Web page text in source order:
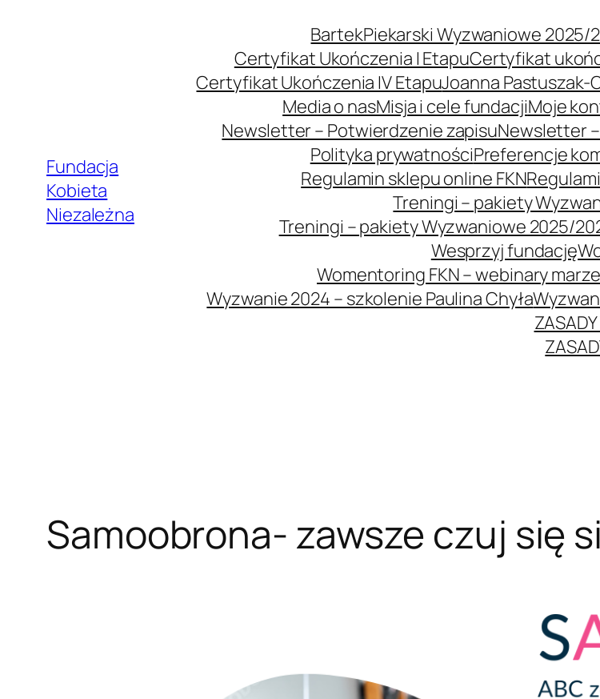
Fundacja
Kobieta
Niezależna
BartekPiekarski Wyzwaniowe 2025/
Certyfikat Ukończenia I EtapuCertyfikat
Certyfikat Ukończenia IV EtapuJoanna Pastuszak-
Media o nasMisja i cele fundacjiMoje
Newsletter – Potwierdzenie zapisuNewsletter
Polityka prywatnościPreferencje
Regulamin sklepu online FKN
Treningi – pakiety
Treningi – pakiety Wyzwaniowe 2025/
Wesprzyj fundację
Womentoring FKN – webinary
Wyzwanie 2024 – szkolenie Paulina Chyła
Samoobrona- zawsze czuj się